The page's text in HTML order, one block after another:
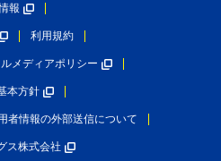
報
利用規約
メディアポリシー
本方針
者情報の外部送信について
ス株式会社